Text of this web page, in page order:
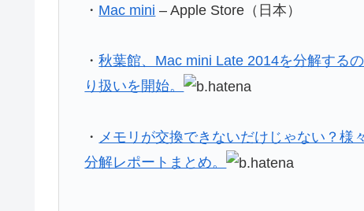
・ Mac mini – Apple Store（日本）
・秋葉館、Mac mini Late 2014を分解する
り扱いを開始。
・ メモリが交換できないだけじゃない？様
分解レポートまとめ。